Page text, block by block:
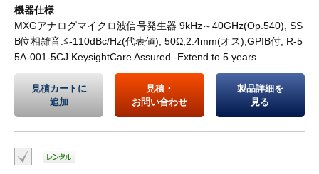
機器仕様
MXGアナログマイクロ波信号発生器 9kHz～40GHz(Op.540), SS
B位相雑音:≦-110dBc/Hz(代表値), 50Ω,2.4mm(オス),GPIB付, R-5
5A-001-5CJ KeysightCare Assured -Extend to 5 years
見積カートに
追加
見積・
お問い合わせ
製品詳細を
見る